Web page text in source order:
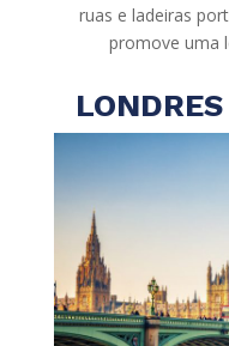
ruas e ladeiras
promove uma